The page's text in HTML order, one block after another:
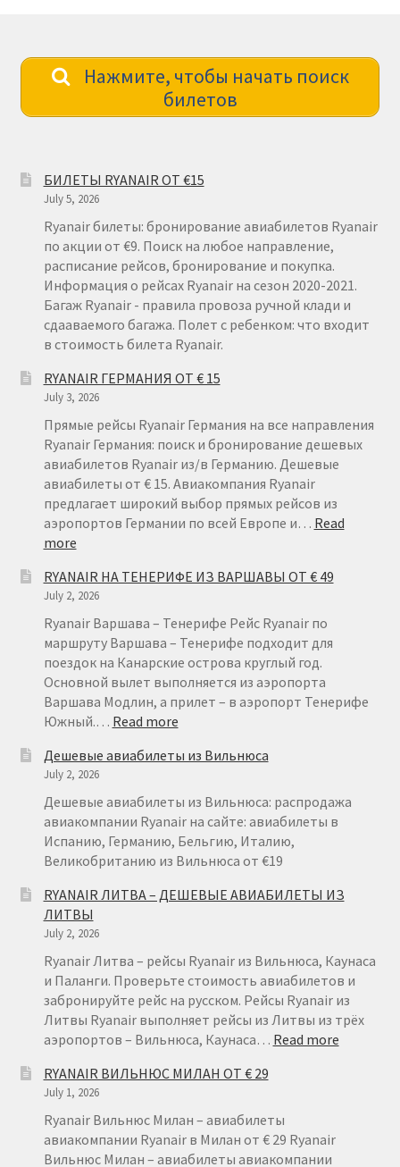
Нажмите, чтобы начать поиск
билетов
БИЛЕТЫ RYANAIR ОТ €15
July 5, 2026
Ryanair билеты: бронирование авиабилетов Ryanair
по акции от €9. Поиск на любое направление,
расписание рейсов, бронирование и покупка.
Информация о рейсах Ryanair на сезон 2020-2021.
Багаж Ryanair - правила провоза ручной клади и
сдааваемого багажа. Полет с ребенком: что входит
в стоимость билета Ryanair.
RYANAIR ГЕРМАНИЯ ОТ € 15
July 3, 2026
Прямые рейсы Ryanair Германия на все направления
Ryanair Германия: поиск и бронирование дешевых
авиабилетов Ryanair из/в Германию. Дешевые
авиабилеты от € 15. Авиакомпания Ryanair
предлагает широкий выбор прямых рейсов из
аэропортов Германии по всей Европе и… Read
more:
ГЕРМАНИЯ
ОТ
€
15
RYANAIR НА ТЕНЕРИФЕ ИЗ ВАРШАВЫ ОТ € 49
July 2, 2026
Ryanair Варшава – Тенерифе Рейс Ryanair по
маршруту Варшава – Тенерифе подходит для
поездок на Канарские острова круглый год.
Основной вылет выполняется из аэропорта
Варшава Модлин, а прилет – в аэропорт Тенерифе
Южный.… Read more:
НА
ИЗ
ВАРШАВЫ
ОТ
€
Дешевые авиабилеты из Вильнюса
July 2, 2026
Дешевые авиабилеты из Вильнюса: распродажа
авиакомпании Ryanair на сайте: авиабилеты в
Испанию, Германию, Бельгию, Италию,
Великобританию из Вильнюса от €19
RYANAIR ЛИТВА – ДЕШЕВЫЕ АВИАБИЛЕТЫ ИЗ
ЛИТВЫ
July 2, 2026
Ryanair Литва – рейсы Ryanair из Вильнюса, Каунаса
и Паланги. Проверьте стоимость авиабилетов и
забронируйте рейс на русском. Рейсы Ryanair из
Литвы Ryanair выполняет рейсы из Литвы из трёх
аэропортов – Вильнюса, Каунаса… Read more:
RYANAIR ВИЛЬНЮС МИЛАН ОТ € 29
July 1, 2026
Ryanair Вильнюс Милан – авиабилеты
авиакомпании Ryanair в Милан от € 29 Ryanair
Вильнюс Милан – авиабилеты авиакомпании